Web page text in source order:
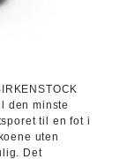
den minste
til en fot i
uten
Det